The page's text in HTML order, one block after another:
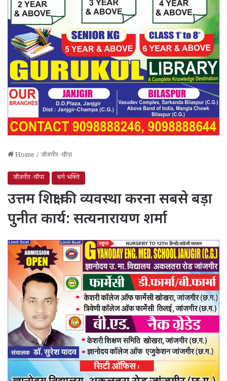
Home / जाँजगीर -चाँपा
जाँजगीर -चाँपा धर्म भक्ति
उत्तम शिक्षा की व्यवस्था करना सबसे बड़ा
पुनीत कार्य: सत्यनारायण शर्मा